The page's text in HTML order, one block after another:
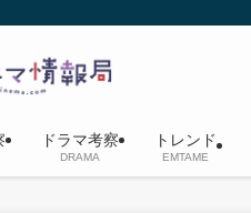
ドラマ考察
DRAMA
トレンド
EMTAME